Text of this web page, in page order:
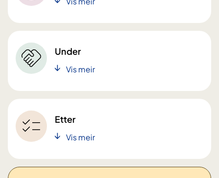
Under
Vis meir
Etter
Vis meir